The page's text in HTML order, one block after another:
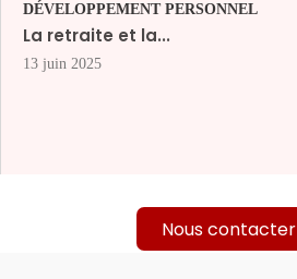
DÉVELOPPEMENT PERSONNEL
La retraite et la...
13 juin 2025
Nous contacter